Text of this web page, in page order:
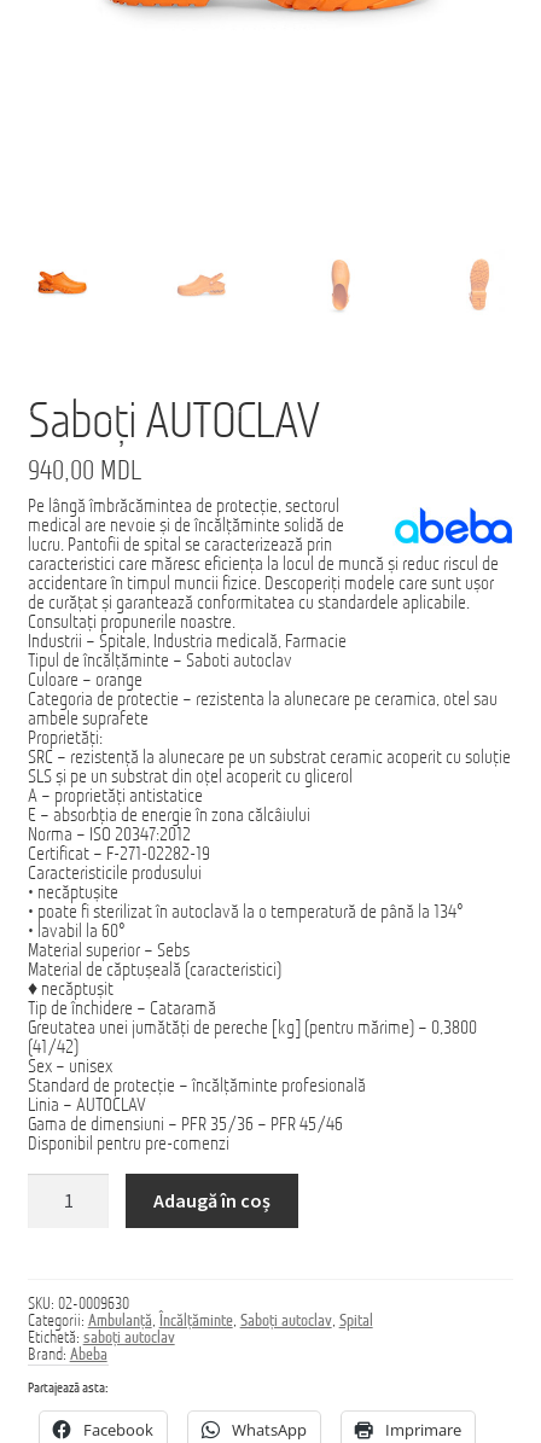
Tehnica Poliție
Tehnica Pompieri
Termeni
Домашняя страница
Saboți AUTOCLAV
940,00 MDL
Pe lângă îmbrăcămintea de protecție, sectorul
medical are nevoie și de încălțăminte solidă de
lucru. Pantofii de spital se caracterizează prin
caracteristici care măresc eficiența la locul de muncă și reduc riscul de
accidentare în timpul muncii fizice. Descoperiți modele care sunt ușor
de curățat și garantează conformitatea cu standardele aplicabile.
Consultați propunerile noastre.
Industrii – Spitale, Industria medicală, Farmacie
Tipul de încălțăminte – Saboti autoclav
Culoare – orange
Categoria de protectie – rezistenta la alunecare pe ceramica, otel sau
ambele suprafete
Proprietăți:
SRC – rezistență la alunecare pe un substrat ceramic acoperit cu soluție
SLS și pe un substrat din oțel acoperit cu glicerol
A – proprietăți antistatice
E – absorbția de energie în zona călcâiului
Norma – ISO 20347:2012
Certificat – F-271-02282-19
Caracteristicile produsului
• necăptuşite
• poate fi sterilizat în autoclavă la o temperatură de până la 134°
• lavabil la 60°
Material superior – Sebs
Material de căptușeală (caracteristici)
♦ necăptușit
Tip de închidere – Cataramă
Greutatea unei jumătăți de pereche [kg] (pentru mărime) – 0,3800
(41/42)
Sex – unisex
Standard de protecție – încălțăminte profesională
Linia – AUTOCLAV
Gama de dimensiuni – PFR 35/36 – PFR 45/46
Disponibil pentru pre-comenzi
Saboți
Adaugă în coș
SKU: 02-0009630
Categorii: Ambulanță, Încălțăminte, Saboți autoclav, Spital
Etichetă: saboți autoclav
Brand: Abeba
Partajează asta:
Facebook WhatsApp Imprimare